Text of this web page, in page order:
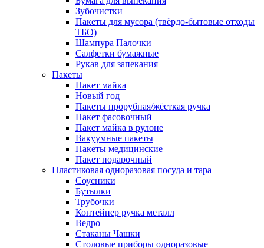
Зубочистки
Пакеты для мусора (твёрдо-бытовые отходы
ТБО)
Шампура Палочки
Салфетки бумажные
Рукав для запекания
Пакеты
Пакет майка
Новый год
Пакеты прорубная/жёсткая ручка
Пакет фасовочный
Пакет майка в рулоне
Вакуумные пакеты
Пакеты медицинские
Пакет подарочный
Пластиковая одноразовая посуда и тара
Соусники
Бутылки
Трубочки
Контейнер ручка металл
Ведро
Стаканы Чашки
Столовые приборы одноразовые